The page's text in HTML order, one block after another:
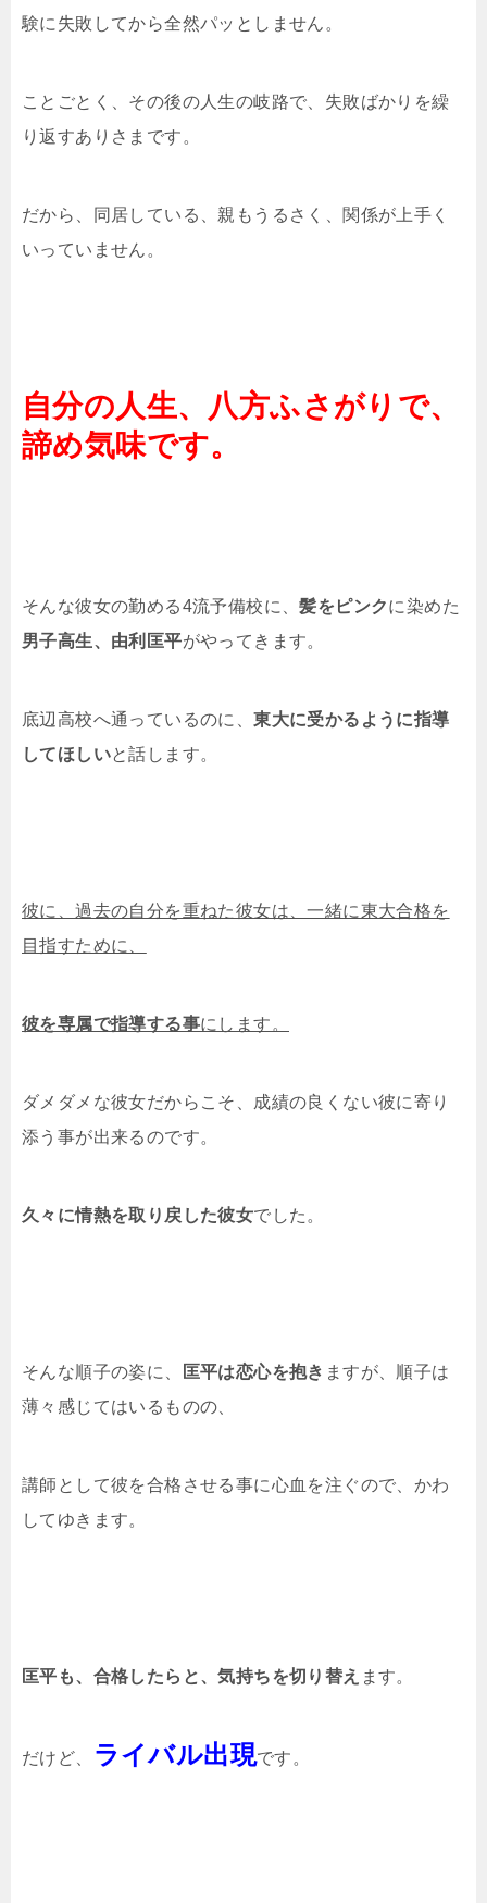
験に失敗してから全然パッとしません。
ことごとく、その後の人生の岐路で、失敗ばかりを繰
り返すありさまです。
だから、同居している、親もうるさく、関係が上手く
いっていません。
自分の人生、八方ふさがりで、
諦め気味です。
そんな彼女の勤める4流予備校に、髪をピンクに染めた
男子高生、由利匡平がやってきます。
底辺高校へ通っているのに、東大に受かるように指導
してほしいと話します。
彼に、過去の自分を重ねた彼女は、一緒に東大合格を
目指すために、
彼を専属で指導する事にします。
ダメダメな彼女だからこそ、成績の良くない彼に寄り
添う事が出来るのです。
久々に情熱を取り戻した彼女でした。
そんな順子の姿に、 匡平は恋心を抱き ますが、順子は
薄々感じてはいるものの、
講師として彼を合格させる事に心血を注ぐので、かわ
してゆきます。
匡平も、合格したらと、気持ちを切り替え ます。
だけど、 ライバル出現です。